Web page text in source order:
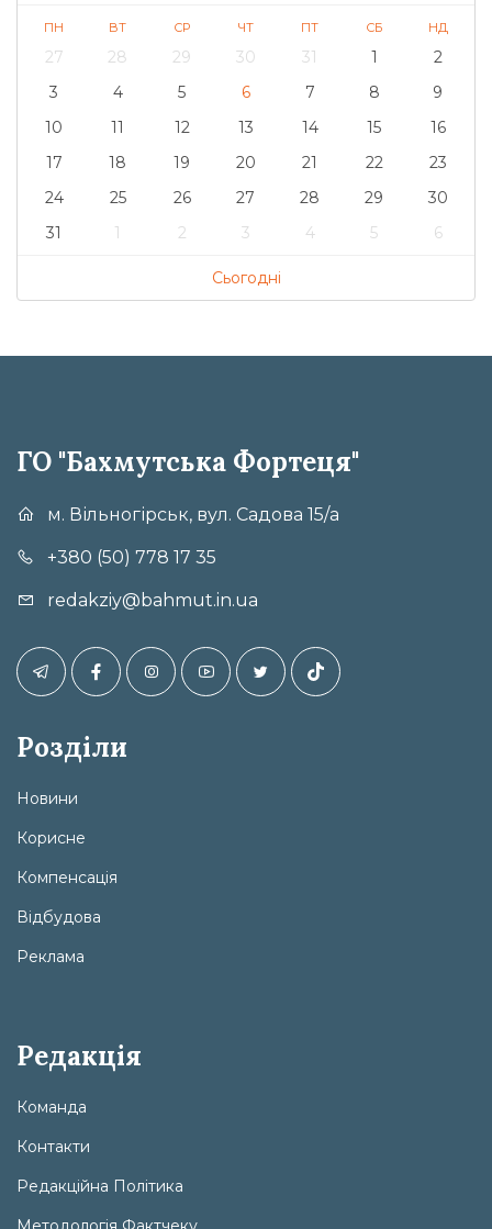
ПН ВТ СР ЧТ ПТ СБ НД
27 28 29 30 31 1
2
3
4 5 6 7 8
9
10
11 12 13 14 15
16
17
18 19 20 21 22
23
24
25 26 27 28 29
30
31
1 2 3 4 5 6
Сьогодні
ГО "Бахмутська Фортеця"
м. Вільногірськ, вул. Садова 15/а
+380 (50) 778 17 35
redakziy@bahmut.in.ua
Розділи
Новини
Корисне
Компенсація
Відбудова
Реклама
Редакція
Команда
Контакти
Редакційна Політика